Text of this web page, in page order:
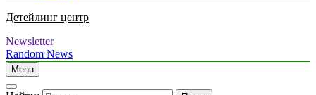
Детейлинг центр
Newsletter
Random News
Menu